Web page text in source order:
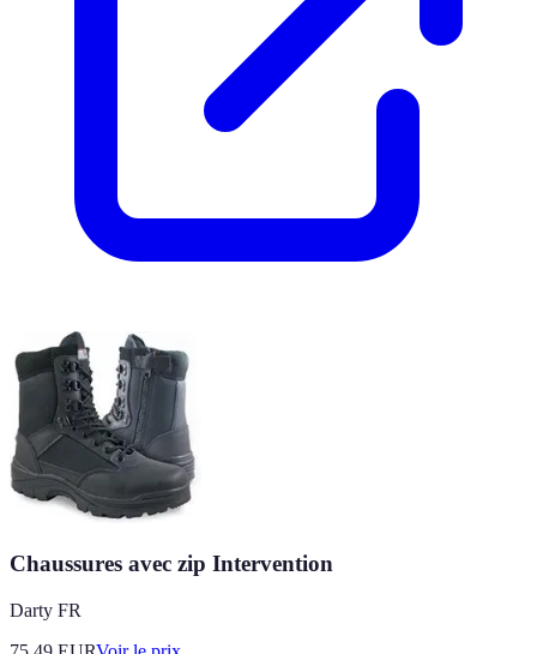
Chaussures avec zip Intervention
Darty FR